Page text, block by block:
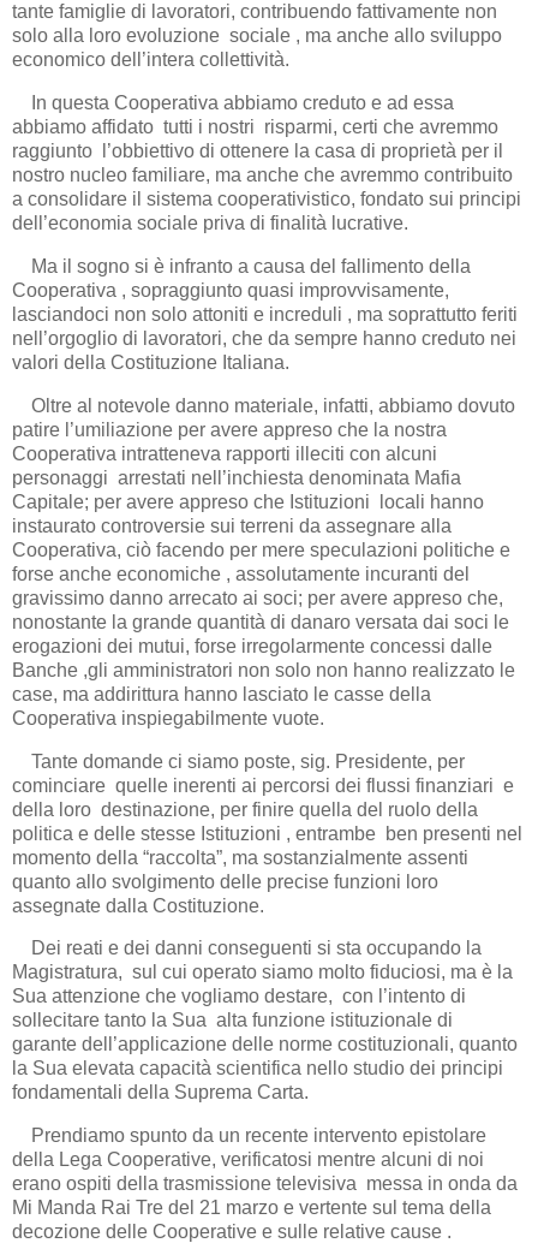
tante famiglie di lavoratori, contribuendo fattivamente non
solo alla loro evoluzione sociale , ma anche allo sviluppo
economico dell’intera collettività.
In questa Cooperativa abbiamo creduto e ad essa
abbiamo affidato tutti i nostri risparmi, certi che avremmo
raggiunto l’obbiettivo di ottenere la casa di proprietà per il
nostro nucleo familiare, ma anche che avremmo contribuito
a consolidare il sistema cooperativistico, fondato sui principi
dell’economia sociale priva di finalità lucrative.
Ma il sogno si è infranto a causa del fallimento della
Cooperativa , sopraggiunto quasi improvvisamente,
lasciandoci non solo attoniti e increduli , ma soprattutto feriti
nell’orgoglio di lavoratori, che da sempre hanno creduto nei
valori della Costituzione Italiana.
Oltre al notevole danno materiale, infatti, abbiamo dovuto
patire l’umiliazione per avere appreso che la nostra
Cooperativa intratteneva rapporti illeciti con alcuni
personaggi arrestati nell’inchiesta denominata Mafia
Capitale; per avere appreso che Istituzioni locali hanno
instaurato controversie sui terreni da assegnare alla
Cooperativa, ciò facendo per mere speculazioni politiche e
forse anche economiche , assolutamente incuranti del
gravissimo danno arrecato ai soci; per avere appreso che,
nonostante la grande quantità di danaro versata dai soci le
erogazioni dei mutui, forse irregolarmente concessi dalle
Banche ,gli amministratori non solo non hanno realizzato le
case, ma addirittura hanno lasciato le casse della
Cooperativa inspiegabilmente vuote.
Tante domande ci siamo poste, sig. Presidente, per
cominciare quelle inerenti ai percorsi dei flussi finanziari e
della loro destinazione, per finire quella del ruolo della
politica e delle stesse Istituzioni , entrambe ben presenti nel
momento della “raccolta”, ma sostanzialmente assenti
quanto allo svolgimento delle precise funzioni loro
assegnate dalla Costituzione.
Dei reati e dei danni conseguenti si sta occupando la
Magistratura, sul cui operato siamo molto fiduciosi, ma è la
Sua attenzione che vogliamo destare, con l’intento di
sollecitare tanto la Sua alta funzione istituzionale di
garante dell’applicazione delle norme costituzionali, quanto
la Sua elevata capacità scientifica nello studio dei principi
fondamentali della Suprema Carta.
Prendiamo spunto da un recente intervento epistolare
della Lega Cooperative, verificatosi mentre alcuni di noi
erano ospiti della trasmissione televisiva messa in onda da
Mi Manda Rai Tre del 21 marzo e vertente sul tema della
decozione delle Cooperative e sulle relative cause .